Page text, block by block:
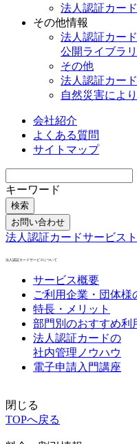
法人認証カー
その他情報
法人認証カー
公開ライブラリ
その他
法人認証カー
自然災害によ
会社紹介
よくある質問
サイトマップ
キーワード
検索
お問い合わせ
法人認証カードサービス
法人認証カードサービスについて
サービス概要
ご利用企業・団体様
特長・メリット
部門別のおすすめ利
法人認証カードの
社内管理ノウハウ
電子申請入門講座
閉じる
TOPへ戻る